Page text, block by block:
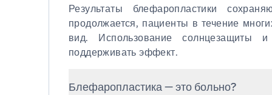
Результаты блефаропластики
продолжается, пациенты в течение
вид. Использование солнцезащиты
поддерживать эффект.
Блефаропластика — это больно?